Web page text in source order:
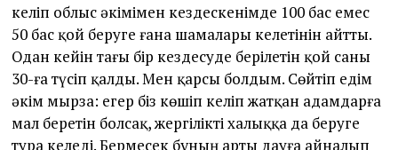
келіп облыс әкімімен кездескенімде 100 бас емес
50 бас қой беруге ғана шамалары келетінін айтты.
Одан кейін тағы бір кездесуде берілетін қой саны
30-ға түсіп қалды. Мен қарсы болдым. Сөйтіп едім
әкім мырза: егер біз көшіп келіп жатқан адамдарға
мал беретін болсақ, жергілікті халыққа да беруге
тура келеді. Бермесек бұның арты дауға айналып